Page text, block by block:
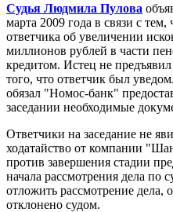
Судья Людмила Пулова
марта 2009 года в связи с
ответчика об увеличении
миллионов рублей в части
кредитом. Истец не
того, что ответчик был
обязал "Номос-банк"
заседании необходимые
Ответчики на заседание не
ходатайство от компании
против завершения стадии
начала рассмотрения дела по
отложить рассмотрение дела,
отклонено судом.